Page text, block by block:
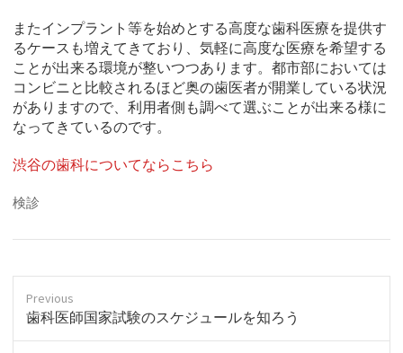
またインプラント等を始めとする高度な歯科医療を提供す
るケースも増えてきており、気軽に高度な医療を希望する
ことが出来る環境が整いつつあります。都市部においては
コンビニと比較されるほど奥の歯医者が開業している状況
がありますので、利用者側も調べて選ぶことが出来る様に
なってきているのです。
渋谷の歯科についてならこちら
検診
Previous
P
歯科医師国家試験のスケジュールを知ろう